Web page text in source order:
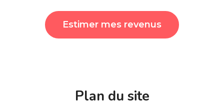
Estimer mes revenus
Plan du site